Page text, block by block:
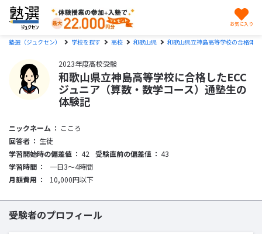
塾選（ジュクセン） 学校を探す 高校 和歌山県 和歌山県立神島高等学校の合格体
2023年度高校受験
和歌山県立神島高等学校に合格したECC
ジュニア（算数・数学コース）通塾生の
体験記
ニックネーム
こころ
回答者
生徒
学習開始時の偏差値
42 受験直前の偏差値
43
学習時間
一日3〜4時間
月額費用
10,000円以下
受験者のプロフィール
お気に入り